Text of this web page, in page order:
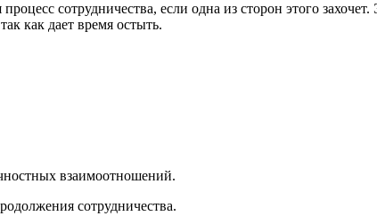
сотрудничества, если одна из сторон этого
как дает время остыть.
взаимоотношений.
сотрудничества.